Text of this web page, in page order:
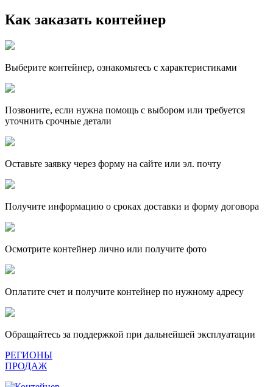
Как заказать контейнер
Выберите контейнер, ознакомьтесь с характеристиками
Позвоните, если нужна помощь с выбором или требуется
уточнить срочные детали
Оставьте заявку через форму на сайте или эл. почту
Получите информацию о сроках доставки и форму договора
Осмотрите контейнер лично или получите фото
Оплатите счет и получите контейнер по нужному адресу
Обращайтесь за поддержкой при дальнейшей эксплуатации
РЕГИОНЫ
ПРОДАЖ